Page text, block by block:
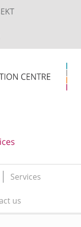
Services
us